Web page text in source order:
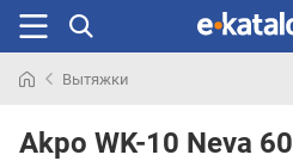
раньше
Вытяжки
Akpo WK-10 Neva 60